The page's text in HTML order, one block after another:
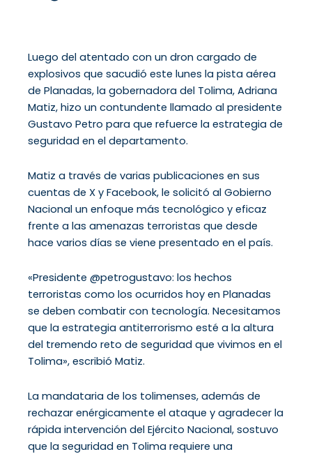
Luego del atentado con un dron cargado de
explosivos que sacudió este lunes la pista aérea
de Planadas, la gobernadora del Tolima, Adriana
Matiz, hizo un contundente llamado al presidente
Gustavo Petro para que refuerce la estrategia de
seguridad en el departamento.
Matiz a través de varias publicaciones en sus
cuentas de X y Facebook, le solicitó al Gobierno
Nacional un enfoque más tecnológico y eficaz
frente a las amenazas terroristas que desde
hace varios días se viene presentado en el país.
«Presidente @petrogustavo: los hechos
terroristas como los ocurridos hoy en Planadas
se deben combatir con tecnología. Necesitamos
que la estrategia antiterrorismo esté a la altura
del tremendo reto de seguridad que vivimos en el
Tolima», escribió Matiz.
La mandataria de los tolimenses, además de
rechazar enérgicamente el ataque y agradecer la
rápida intervención del Ejército Nacional, sostuvo
que la seguridad en Tolima requiere una